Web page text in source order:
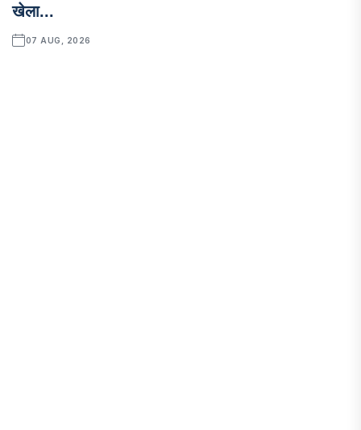
खेला...
07 AUG, 2026